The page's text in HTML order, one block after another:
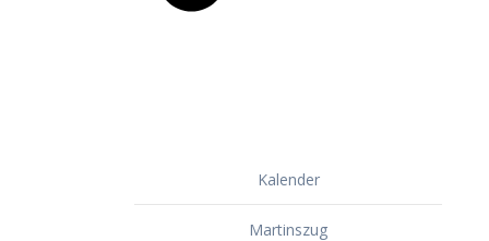
Kalender
Martinszug